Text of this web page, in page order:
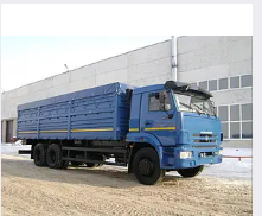
виготовляється
під потрібну
марку вантажного
транспорту, а
розмір і колір
полотна обирає
замовник.